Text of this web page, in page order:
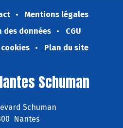
Mentions légales
des données
CGU
Plan du site
Schuman
Schuman
Nantes